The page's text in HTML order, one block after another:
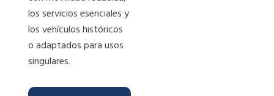
los servicios esenciales y
los vehículos históricos
o adaptados para usos
singulares.